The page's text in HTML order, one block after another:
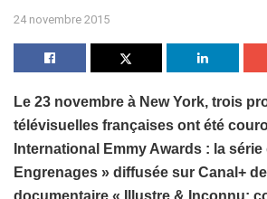
24 novembre 2015
Le 23 novembre à New York, trois
télévisuelles françaises ont été
International Emmy Awards : la
Engrenages » diffusée sur Canal+
documentaire « Illustre & Inconnu: